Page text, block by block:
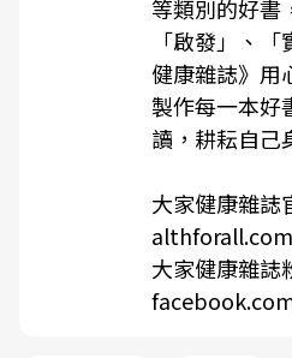
等類別的好書
「啟發」、
健康雜誌》用
製作每一本好
讀，耕耘自己
大家健康雜誌
大家健康雜誌